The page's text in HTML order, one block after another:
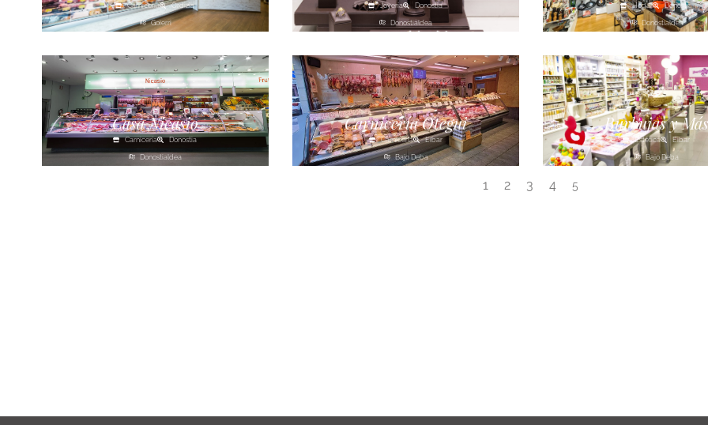
Carnicería Ordizia
Goierri
Joyería Donostia
Donostialdea
Hogar Donostia
Donostialdea
Casa Nicasio
Carnicería Donostia
Donostialdea
Carnicería Otegui
Carnicería Eibar
Bajo Deba
Burbujas y Más
Estética Eibar
Bajo Deba
1 2 3 4 5